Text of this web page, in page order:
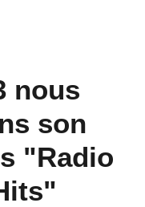
nous
son
"Radio